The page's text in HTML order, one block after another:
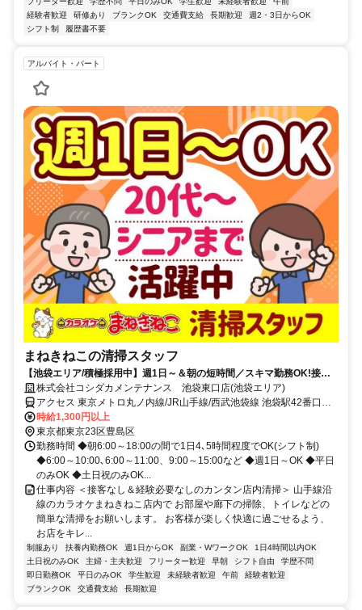
経験者歓迎
研修あり ブランクOK 交通費支給 長期歓迎
週2・3日からOK
シフト制
履歴書不要
アルバイト・パート
まねきねこの清掃スタッフ
【池袋エリア/積極採用中】週1日～＆朝の短時間／スキマ勤務OK!接客
ナシ♪未経験歓迎!初バイト・初パートにもピッタリ★簡単もくもくお掃
除専属スタッフ!
株式会社コシダカメンテナンス 池袋東口店(池袋エリア)
アクセス 東京メトロ丸ノ内線/JR山手線/西武池袋線 池袋駅42番口よ
り徒歩1分
時給1,300円以上
東京都東京23区豊島区
勤務時間 ◆朝6:00～18:00の間で1日4､5時間程度でOK(シフト制)
◆6:00～10:00､6:00～11:00、9:00～15:00など ◆週1日～OK ◆平日
のみOK ◆土日祝のみOK...
仕事内容 ＜接客なし＆経験必要なしのカンタン店内清掃＞ 山手線沿
線のカラオケまねきねこ店内で お部屋や廊下の掃除、トイレなどの
簡単な清掃をお願いします。 お客様が楽しく快適に過ごせるよう、
お店をキレ...
制服あり 扶養内勤務OK 週1日からOK 副業・WワークOK
1日4時間以内OK
土日祝のみOK
主婦・主夫歓迎 フリーター歓迎 早朝 シフト自由
学歴不問
即日勤務OK
平日のみOK 学生歓迎 未経験者歓迎 午前
経験者歓迎
ブランクOK
交通費支給 長期歓迎